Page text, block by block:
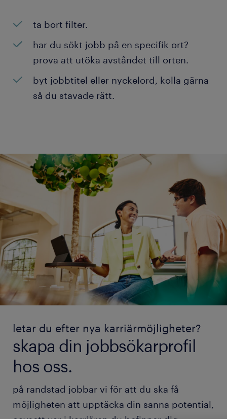
ta bort filter.
har du sökt jobb på en specifik ort?
prova att utöka avståndet till orten.
byt jobbtitel eller nyckelord, kolla gärna
så du stavade rätt.
letar du efter nya karriärmöjligheter?
skapa din jobbsökarprofil
hos oss.
på randstad jobbar vi för att du ska få
möjligheten att upptäcka din sanna potential,